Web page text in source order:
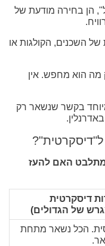
הן בחירה מודעת של
של השכנים, הקולגות או
מה הוא מחפש. אין
בקשר שנשאר רק
האם להעז
דיסקרטית
של הגדולים)
הכל נשאר מתחת